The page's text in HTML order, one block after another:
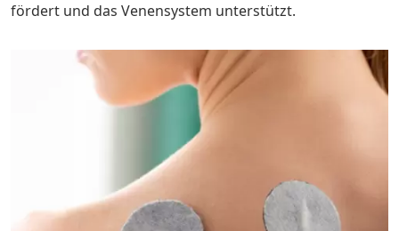
fördert und das Venensystem unterstützt.